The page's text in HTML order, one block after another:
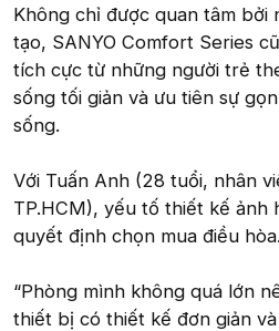
Không chỉ được quan tâm bởi
tạo, SANYO Comfort Series
tích cực từ những người trẻ
sống tối giản và ưu tiên sự
sống.
Với Tuấn Anh (28 tuổi, nhân
TP.HCM), yếu tố thiết kế ảnh
quyết định chọn mua điều hòa.
“Phòng mình không quá lớn
thiết bị có thiết kế đơn giản